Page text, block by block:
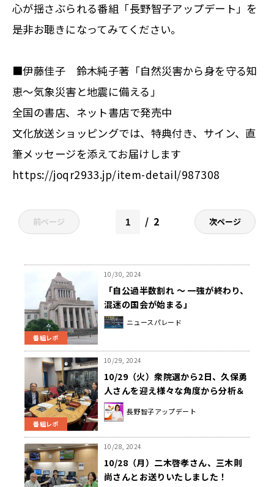
心が揺さぶられる番組「長野智子アップデート」を
是非お聴きになってみてください。
■伊藤佳子 鈴木純子著「自然災害から身を守る知
恵～気象災害と地震に備える」
全国の書店、ネット書店で発売中
文化放送ショッピングでは、特典付き、サイン、直
筆メッセージを添えてお届けします
https://joqr2933.jp/item-detail/987308
前ページ 2 次ページ
番組レポ
10/30, 2024
「自公過半数割れ ～ 一強が終わり、
混迷の国会が始まる」
ニュースパレード
番組レポ
10/29, 2024
10/29（火）衆院選から2日、久保勇
人さんを迎え様々な角度から分析＆
和田秀樹さんによるオトナ世代への
アドバイス
長野智子アップデート
10/28, 2024
10/28（月）二木啓孝さん、三木則
尚さんとお送りいたしました！